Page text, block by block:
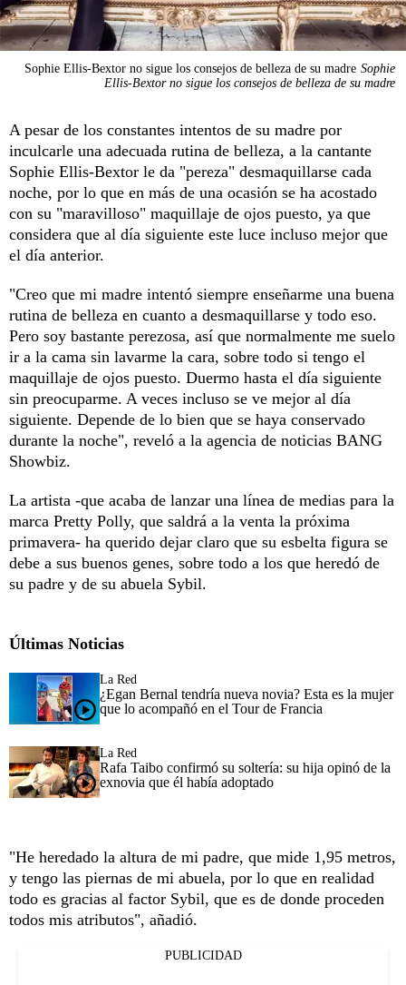
Sophie Ellis-Bextor no sigue los consejos de belleza de su madre Sophie
Ellis-Bextor no sigue los consejos de belleza de su madre
A pesar de los constantes intentos de su madre por
inculcarle una adecuada rutina de belleza, a la cantante
Sophie Ellis-Bextor le da "pereza" desmaquillarse cada
noche, por lo que en más de una ocasión se ha acostado
con su "maravilloso" maquillaje de ojos puesto, ya que
considera que al día siguiente este luce incluso mejor que
el día anterior.
"Creo que mi madre intentó siempre enseñarme una buena
rutina de belleza en cuanto a desmaquillarse y todo eso.
Pero soy bastante perezosa, así que normalmente me suelo
ir a la cama sin lavarme la cara, sobre todo si tengo el
maquillaje de ojos puesto. Duermo hasta el día siguiente
sin preocuparme. A veces incluso se ve mejor al día
siguiente. Depende de lo bien que se haya conservado
durante la noche", reveló a la agencia de noticias BANG
Showbiz.
La artista -que acaba de lanzar una línea de medias para la
marca Pretty Polly, que saldrá a la venta la próxima
primavera- ha querido dejar claro que su esbelta figura se
debe a sus buenos genes, sobre todo a los que heredó de
su padre y de su abuela Sybil.
Últimas Noticias
La Red
¿Egan Bernal tendría nueva novia? Esta es la mujer
que lo acompañó en el Tour de Francia
La Red
Rafa Taibo confirmó su soltería: su hija opinó de la
exnovia que él había adoptado
"He heredado la altura de mi padre, que mide 1,95 metros,
y tengo las piernas de mi abuela, por lo que en realidad
todo es gracias al factor Sybil, que es de donde proceden
todos mis atributos", añadió.
PUBLICIDAD